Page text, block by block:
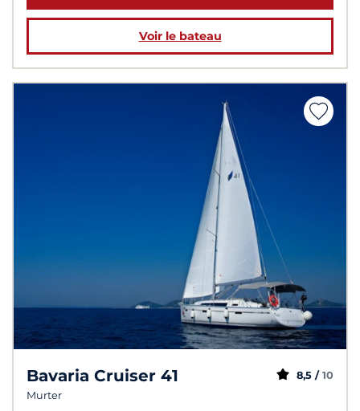
Voir le bateau
Bavaria Cruiser 41
Murter
8,5 / 10